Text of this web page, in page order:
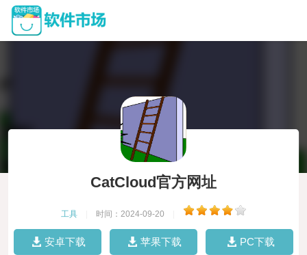
CatCloud官方网址
工具 时间：2024-09-20
安卓下载 苹果下载 PC下载